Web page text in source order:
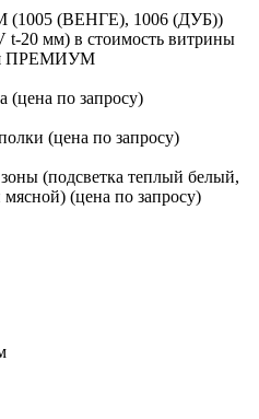
(ВЕНГЕ), 1006 (ДУБ))
t-20 мм) в стоимость витрины
ПРЕМИУМ
(цена по запросу)
(цена по запросу)
(подсветка теплый белый,
(цена по запросу)